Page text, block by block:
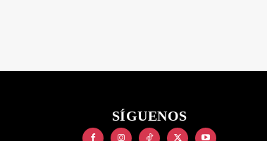
SÍGUENOS